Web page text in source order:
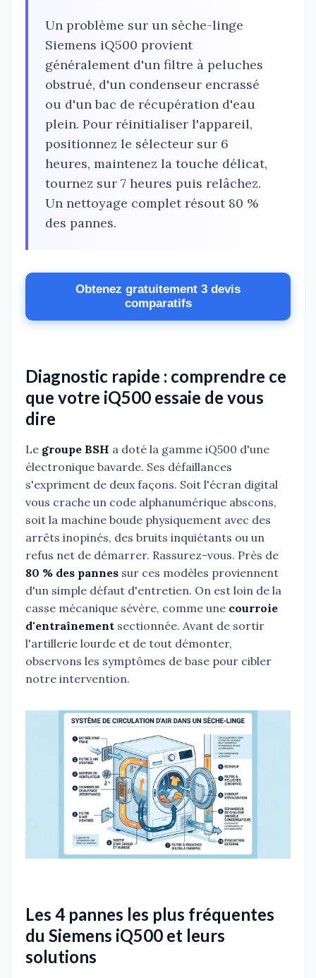
Un problème sur un sèche-linge
Siemens iQ500 provient
généralement d'un filtre à peluches
obstrué, d'un condenseur encrassé
ou d'un bac de récupération d'eau
plein. Pour réinitialiser l'appareil,
positionnez le sélecteur sur 6
heures, maintenez la touche délicat,
tournez sur 7 heures puis relâchez.
Un nettoyage complet résout 80 %
des pannes.
Obtenez gratuitement 3 devis
comparatifs
Diagnostic rapide : comprendre ce
que votre iQ500 essaie de vous
dire
Le groupe BSH a doté la gamme iQ500 d'une
électronique bavarde. Ses défaillances
s'expriment de deux façons. Soit l'écran digital
vous crache un code alphanumérique abscons,
soit la machine boude physiquement avec des
arrêts inopinés, des bruits inquiétants ou un
refus net de démarrer. Rassurez-vous. Près de
80 % des pannes sur ces modèles proviennent
d'un simple défaut d'entretien. On est loin de la
casse mécanique sévère, comme une courroie
d'entraînement sectionnée. Avant de sortir
l'artillerie lourde et de tout démonter,
observons les symptômes de base pour cibler
notre intervention.
Les 4 pannes les plus fréquentes
du Siemens iQ500 et leurs
solutions